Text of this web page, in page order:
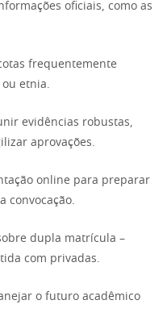
oficiais, como as
frequentemente
ou etnia.
evidências robustas,
aprovações.
online para preparar
convocação.
dupla matrícula –
com privadas.
o futuro acadêmico